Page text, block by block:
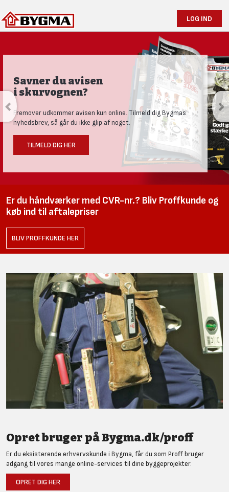
LOG IND
Produktnyheder og tests
Se vores nye univers med aktuelle nyheder til den nysgerrige
håndværker.
Er du håndværker med CVR-nr.? Bliv Proffkunde og
køb ind til aftalepriser
BLIV PROFFKUNDE HER
Opret bruger på Bygma.dk/proff
Er du eksisterende erhvervskunde i Bygma, får du som Proff bruger
adgang til vores mange online-services til dine byggeprojekter.
OPRET DIG HER